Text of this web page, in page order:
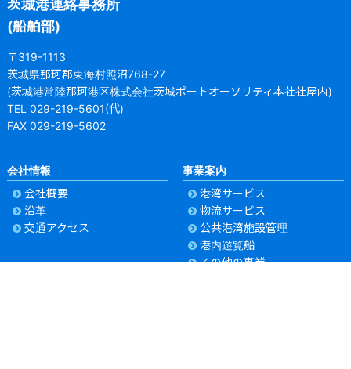
茨城港連絡事務所
(船舶部)
〒319-1113
茨城県那珂郡東海村照沼768-27
(茨城港常陸那珂港区株式会社茨城ポートオーソリティ本社社屋内)
TEL 029-219-5601(代)
FAX 029-219-5602
会社情報
会社概要
沿革
交通アクセス
事業案内
港湾サービス
物流サービス
公共港湾施設管理
港内遊覧船
その他の事業